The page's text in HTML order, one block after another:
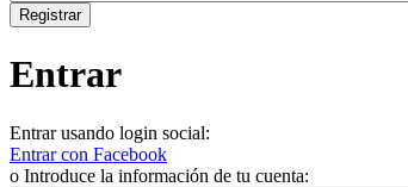
Entrar
Entrar usando login social:
Entrar con Facebook
o Introduce la información de tu cuenta: